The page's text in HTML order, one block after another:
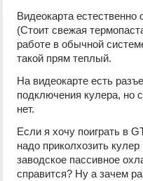
Видеокарта естественно
(Стоит свежая
работе в обычной
такой прям теплый.
На видеокарте есть
подключения кулера, но
нет.
Если я хочу поиграть в
надо приколхозить кулер
заводское пассивное
справится? Ну а зачем